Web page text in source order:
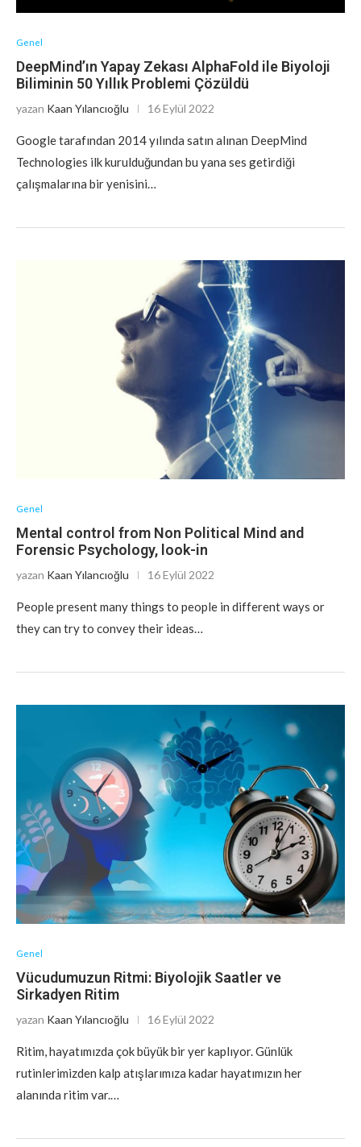
Genel
DeepMind’ın Yapay Zekası AlphaFold ile Biyoloji
Biliminin 50 Yıllık Problemi Çözüldü
yazan Kaan Yılancıoğlu 16 Eylül 2022
Google tarafından 2014 yılında satın alınan DeepMind
Technologies ilk kurulduğundan bu yana ses getirdiği
çalışmalarına bir yenisini…
Genel
Mental control from Non Political Mind and
Forensic Psychology, look-in
yazan Kaan Yılancıoğlu 16 Eylül 2022
People present many things to people in different ways or
they can try to convey their ideas…
Genel
Vücudumuzun Ritmi: Biyolojik Saatler ve
Sirkadyen Ritim
yazan Kaan Yılancıoğlu 16 Eylül 2022
Ritim, hayatımızda çok büyük bir yer kaplıyor. Günlük
rutinlerimizden kalp atışlarımıza kadar hayatımızın her
alanında ritim var.…